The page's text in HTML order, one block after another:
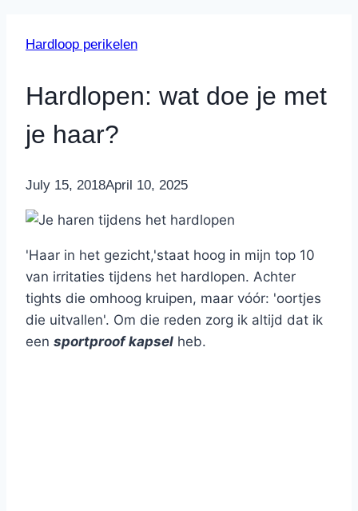
Hardloop perikelen
Hardlopen: wat doe je met
je haar?
By Nicole
July 15, 2018April 10, 2025
'Haar in het gezicht,'staat hoog in mijn top 10
van irritaties tijdens het hardlopen. Achter
tights die omhoog kruipen, maar vóór: 'oortjes
die uitvallen'. Om die reden zorg ik altijd dat ik
een sportproof kapsel heb.